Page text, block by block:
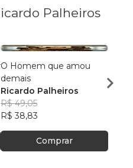
Palheiros
O Homem que amou
demais
Ricardo Palheiros
R$ 49,05
R$ 38,83
Comprar
R$